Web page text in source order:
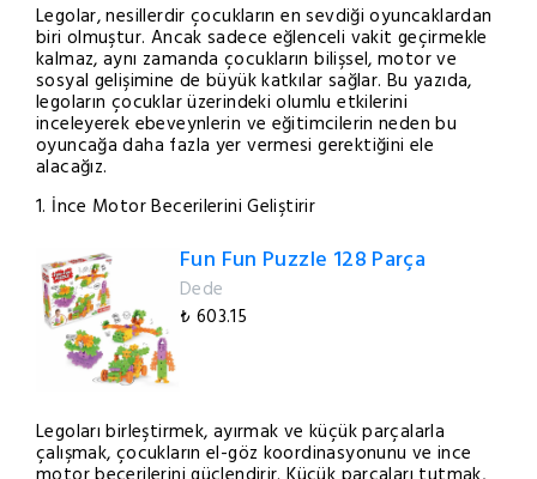
Legolar, nesillerdir çocukların en sevdiği oyuncaklardan
biri olmuştur. Ancak sadece eğlenceli vakit geçirmekle
kalmaz, aynı zamanda çocukların bilişsel, motor ve
sosyal gelişimine de büyük katkılar sağlar. Bu yazıda,
legoların çocuklar üzerindeki olumlu etkilerini
inceleyerek ebeveynlerin ve eğitimcilerin neden bu
oyuncağa daha fazla yer vermesi gerektiğini ele
alacağız.
1. İnce Motor Becerilerini Geliştirir
Fun Fun Puzzle 128 Parça
Dede
₺ 603.15
Legoları birleştirmek, ayırmak ve küçük parçalarla
çalışmak, çocukların el-göz koordinasyonunu ve ince